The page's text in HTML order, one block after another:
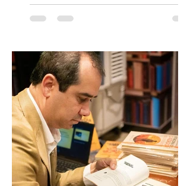
en la escena global. MIAMI, FL (3 de agosto
de 2026) — FloyyMenor ha sido
Under 21 por tercer año consecutivo,
formando parte una vez más de la
selección anual de la publicación que
destaca a los artistas menores de 21 años
más influyentes de la industria musical.
Este reconocimiento reaf